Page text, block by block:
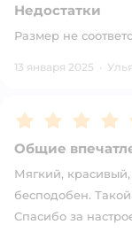
Недостатки
Размер не
13 января 2025 ·
Рейтинг:5
Общие
Мягкий,
бесподобен.
Спасибо за